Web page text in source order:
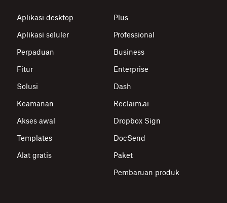
Aplikasi desktop
Aplikasi seluler
Perpaduan
Fitur
Solusi
Keamanan
Akses awal
Templates
Alat gratis
Plus
Professional
Business
Enterprise
Dash
Reclaim.ai
Dropbox Sign
DocSend
Paket
Pembaruan produk